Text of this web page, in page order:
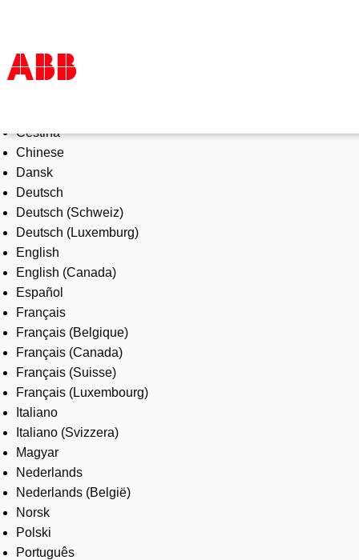
Products & Solutions
Industries
Services
About us
Where to buy
Contact us
Careers
Čeština
Chinese
Dansk
Deutsch
Deutsch (Schweiz)
Deutsch (Luxemburg)
English
English (Canada)
Español
Français
Français (Belgique)
Français (Canada)
Français (Suisse)
Français (Luxembourg)
Italiano
Italiano (Svizzera)
Magyar
Nederlands
Nederlands (België)
Norsk
Polski
Português